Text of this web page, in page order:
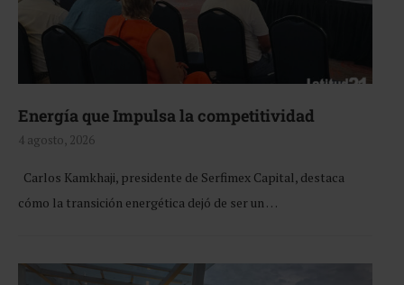
Energía que Impulsa la competitividad
4 agosto, 2026
Carlos Kamkhaji, presidente de Serfimex Capital, destaca
cómo la transición energética dejó de ser un …